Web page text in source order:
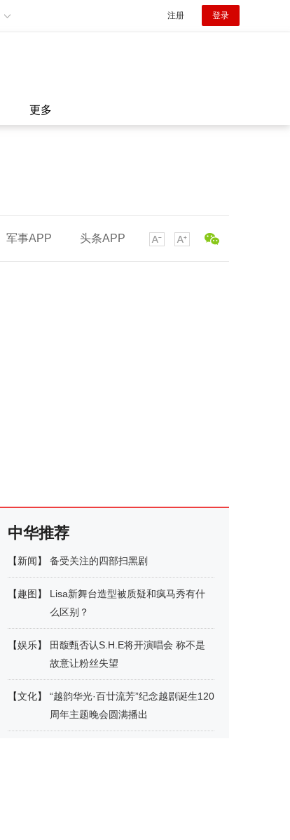
注册 登录
更多
军事APP 头条APP
中华推荐
【新闻】 备受关注的四部扫黑剧
【趣图 】
Lisa新舞台造型被质疑和疯马秀有什
么区别？
【娱乐】
田馥甄否认S.H.E将开演唱会 称不是
故意让粉丝失望
【文化】
“越韵华光·百廿流芳”纪念越剧诞生120
周年主题晚会圆满播出